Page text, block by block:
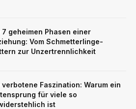
7 geheimen Phasen einer
Vom Schmetterlinge-
zur Unzertrennlichkeit
verbotene Faszination: Warum ein
für viele so
ist